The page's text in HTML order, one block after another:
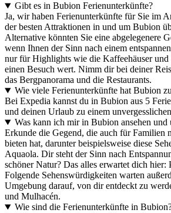
Gibt es in Bubion Ferienunterkünfte?
Ja, wir haben Ferienunterkünfte für Sie im
der besten Attraktionen in und um Bubion
Alternative könnten Sie eine abgelegenere
wenn Ihnen der Sinn nach einem
nur für Highlights wie die Kaffeehäuser
einen Besuch wert. Nimm dir bei deiner
das Bergpanorama und die Restaurants.
Wie viele Ferienunterkünfte hat Bubion
Bei Expedia kannst du in Bubion aus 5
und deinen Urlaub zu einem
Was kann ich mir in Bubion ansehen und
Erkunde die Gegend, die auch für Familien
bieten hat, darunter beispielsweise diese
Aquaola. Dir steht der Sinn nach
schöner Natur? Das alles erwartet dich hier:
Folgende Sehenswürdigkeiten warten
Umgebung darauf, von dir entdeckt zu
und Mulhacén.
Wie sind die Ferienunterkünfte in